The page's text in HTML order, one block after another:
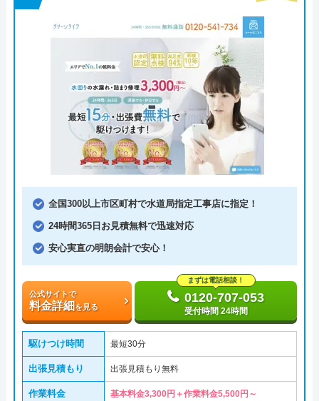
全国300以上市区町村で水道局指定工事店に指定！
24時間365日お見積無料で迅速対応
安心実直の明朗会計で安心！
公式サイトで
料金詳細を見る
まずは電話相談！
0120-707-053
受付時間 24時間
駆けつけ時間 最短30分
出張見積もり 出張見積もり無料
作業料金 基本料金3,300円＋作業料金5,500円～